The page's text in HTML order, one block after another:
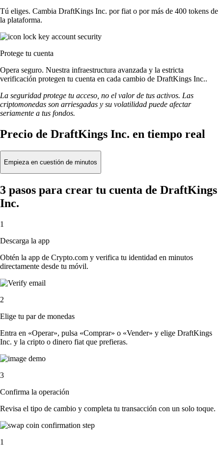
Tú eliges. Cambia DraftKings Inc. por fiat o por más de 400 tokens de
la plataforma.
Protege tu cuenta
Opera seguro. Nuestra infraestructura avanzada y la estricta
verificación protegen tu cuenta en cada cambio de DraftKings Inc..
La seguridad protege tu acceso, no el valor de tus activos. Las
criptomonedas son arriesgadas y su volatilidad puede afectar
seriamente a tus fondos.
Precio de DraftKings Inc. en tiempo real
Empieza en cuestión de minutos
3 pasos para crear tu cuenta de DraftKings
Inc.
1
Descarga la app
Obtén la app de Crypto.com y verifica tu identidad en minutos
directamente desde tu móvil.
2
Elige tu par de monedas
Entra en «Operar», pulsa «Comprar» o «Vender» y elige DraftKings
Inc. y la cripto o dinero fiat que prefieras.
3
Confirma la operación
Revisa el tipo de cambio y completa tu transacción con un solo toque.
1